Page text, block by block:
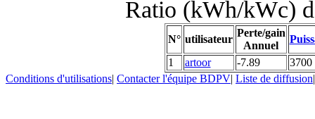
Ratio (kWh/kWc)
N° utilisateur
Perte/gain
Annuel
1
artoor -7.89
3700
Conditions d'utilisations| Contacter l'équipe BDPV| Liste de diffusion